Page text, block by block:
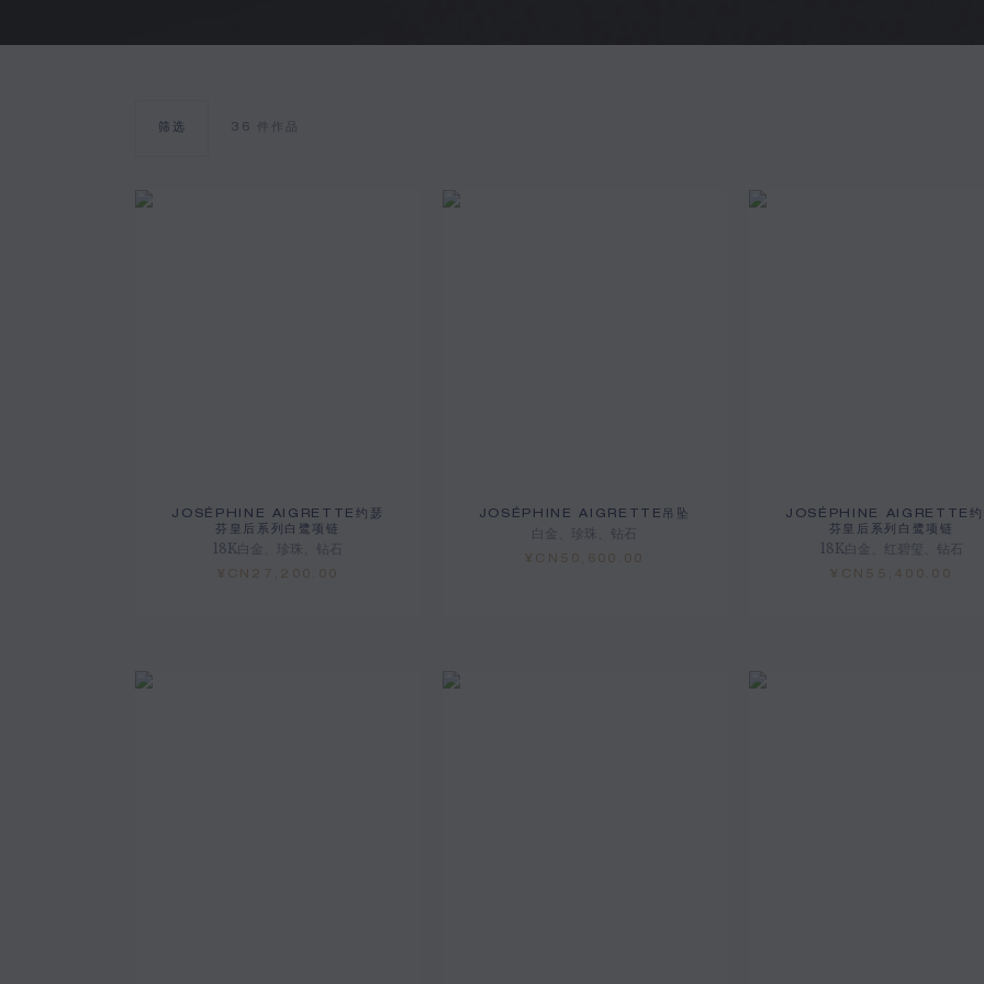
筛选 36 件作品
JOSÉPHINE AIGRETTE约瑟
芬皇后系列白鹭项链
18K白金、珍珠、钻石
¥CN27,200.00
JOSÉPHINE AIGRETTE吊坠
白金、珍珠、钻石
¥CN50,600.00
JOSÉPHINE AIGRETTE约
芬皇后系列白鹭项链
18K白金、红碧玺、钻石
¥CN55,400.00